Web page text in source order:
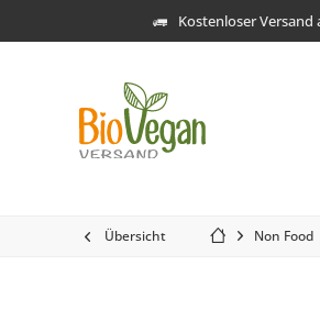
Kostenloser Versand
Übersicht Non Food